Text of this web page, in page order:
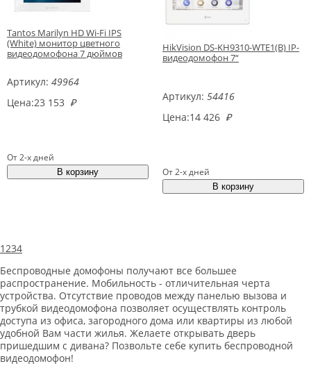
Tantos Marilyn HD Wi-Fi IPS
(White) монитор цветного
видеодомофона 7 дюймов
Артикул: 49964
Цена:23 153 ₽
От 2-х дней
HikVision DS-KH9310-WTE1(B) IP-
видеодомофон 7“
Артикул: 54416
Цена:14 426 ₽
От 2-х дней
1234
Беспроводные домофоны получают все большее
распространение. Мобильность - отличительная черта
устройства. Отсутствие проводов между панелью вызова и
трубкой видеодомофона позволяет осуществлять контроль
доступа из офиса, загородного дома или квартиры из любой
удобной Вам части жилья. Желаете открывать дверь
пришедшим с дивана? Позвольте себе купить беспроводной
видеодомофон!